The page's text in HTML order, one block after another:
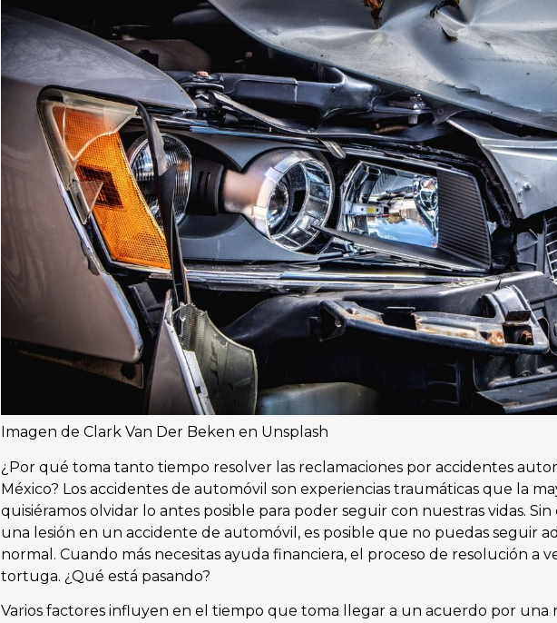
Imagen de Clark Van Der Beken en Unsplash
¿Por qué toma tanto tiempo resolver las reclamaciones por accidentes
México? Los accidentes de automóvil son experiencias traumáticas que la
quisiéramos olvidar lo antes posible para poder seguir con nuestras vidas. Sin
una lesión en un accidente de automóvil, es posible que no puedas seguir
normal. Cuando más necesitas ayuda financiera, el proceso de resolución a
tortuga. ¿Qué está pasando?
Varios factores influyen en el tiempo que toma llegar a un acuerdo por una